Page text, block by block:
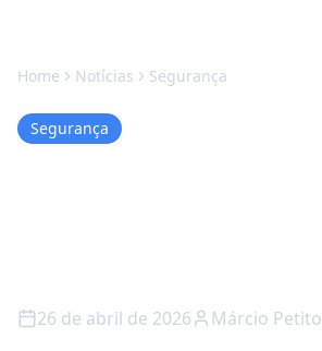
Home Notícias Segurança
Segurança
26 de abril de 2026 Márcio Petito